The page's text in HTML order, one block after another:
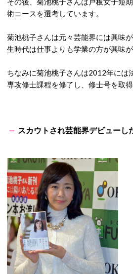
術コースを選考しています。
菊池桃子さんは元々芸能界には興味
生時代は仕事よりも学業の方が興味
ちなみに菊池桃子さんは2012年には
専攻修士課程を修了し、修士号を取得
スカウトされ芸能界デビューし